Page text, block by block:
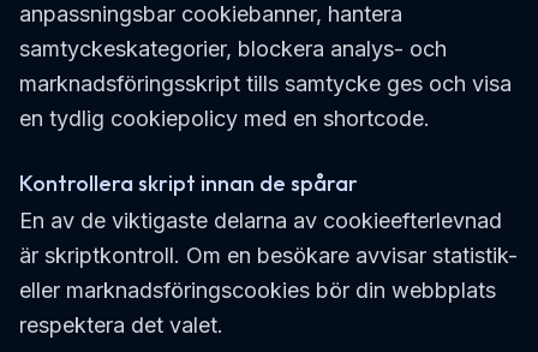
anpassningsbar cookiebanner, hantera
samtyckeskategorier, blockera analys- och
marknadsföringsskript tills samtycke ges och visa
en tydlig cookiepolicy med en shortcode.
Kontrollera skript innan de spårar
En av de viktigaste delarna av cookieefterlevnad
är skriptkontroll. Om en besökare avvisar statistik-
eller marknadsföringscookies bör din webbplats
respektera det valet.